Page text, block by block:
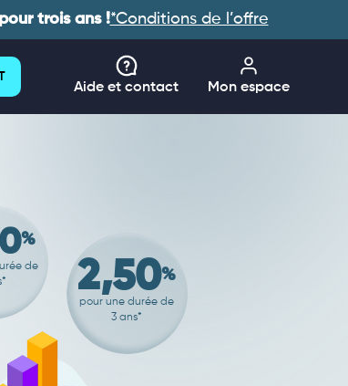
trois ans !*Conditions de l’offre
Aide et contact Mon espace
%
de
2,50%
pour une durée de
3 ans*